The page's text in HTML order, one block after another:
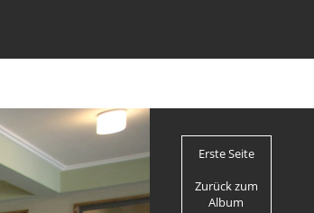
Erste Seite
Zurück zum
Album